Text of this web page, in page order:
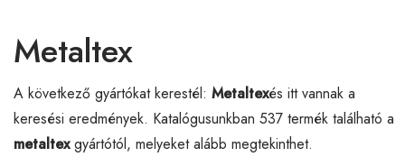
Metaltex
A következő gyártókat kerestél: Metaltexés itt vannak a
keresési eredmények. Katalógusunkban 537 termék található a
metaltexgyártótól, melyeket alább megtekinthet.